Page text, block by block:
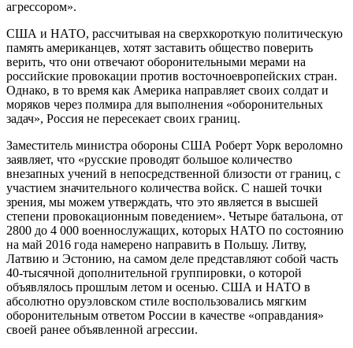
агрессором».
США и НАТО, рассчитывая на сверхкороткую политическую
память американцев, хотят заставить общество поверить
верить, что они отвечают оборонительными мерами на
российские провокации против восточноевропейских стран.
Однако, в то время как Америка направляет своих солдат и
моряков через полмира для выполнения «оборонительных
задач», Россия не пересекает своих границ.
Заместитель министра обороны США Роберт Уорк вероломно
заявляет, что «русские проводят большое количество
внезапных учений в непосредственной близости от границ, с
участием значительного количества войск. С нашей точки
зрения, мы можем утверждать, что это является в высшей
степени провокационным поведением». Четыре батальона, от
2800 до 4 000 военнослужащих, которых НАТО по состоянию
на май 2016 года намерено направить в Польшу. Литву,
Латвию и Эстонию, на самом деле представляют собой часть
40-тысячной дополнительной группировки, о которой
объявлялось прошлым летом и осенью. США и НАТО в
абсолютно оруэловском стиле воспользовались мягким
оборонительным ответом России в качестве «оправдания»
своей ранее объявленной агрессии.